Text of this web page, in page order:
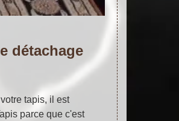
détachage
tapis, il est
parce que c'est